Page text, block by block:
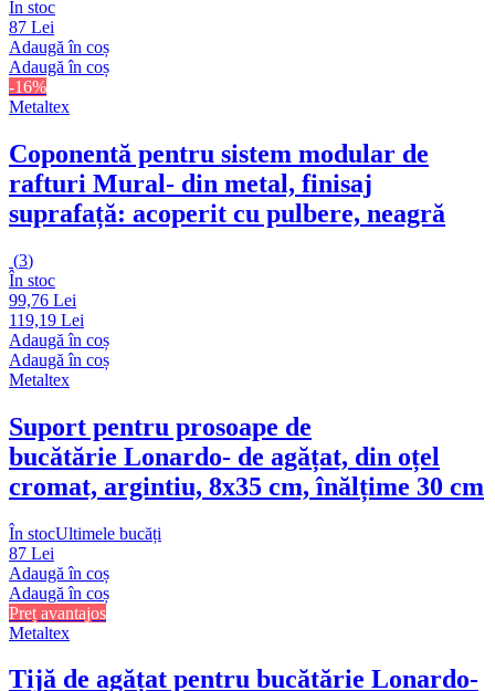
În stoc
87 Lei
Adaugă în coș
Adaugă în coș
-16%
Metaltex
Coponentă pentru sistem modular de
rafturi Mural- din metal, finisaj
suprafață: acoperit cu pulbere, neagră
(3)
În stoc
99,76 Lei
119,19 Lei
Adaugă în coș
Adaugă în coș
Metaltex
Suport pentru prosoape de
bucătărie Lonardo- de agățat, din oțel
cromat, argintiu, 8x35 cm, înălțime 30 cm
În stocUltimele bucăți
87 Lei
Adaugă în coș
Adaugă în coș
Preț avantajos
Metaltex
Tijă de agățat pentru bucătărie Lonardo-